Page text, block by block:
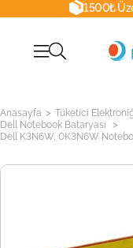
1500₺ Üzeri
Anasayfa > Tüketici
Dell Notebook Bataryası >
Dell K3N6W, 0K3N6W